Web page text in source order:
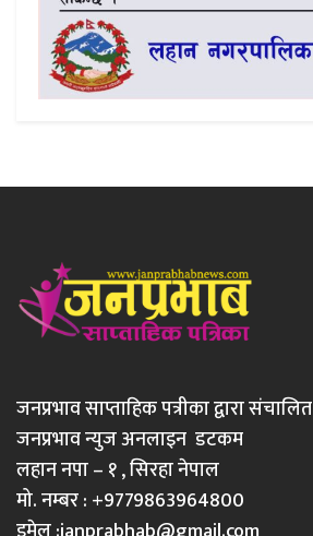
जनप्रभाव साप्ताहिक पत्रीका द्वारा संचालित
जनप्रभाव न्युज अनलाइन डटकम
लहान नपा – १ , सिरहा नेपाल
मो. नम्बर : +9779863964800